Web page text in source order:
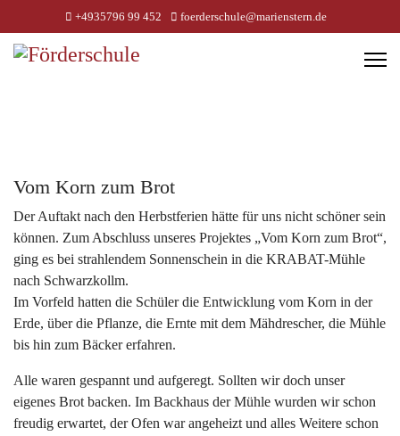
+4935796 99 452 foerderschule@marienstern.de
Vom Korn zum Brot
Der Auftakt nach den Herbstferien hätte für uns nicht schöner sein
können. Zum Abschluss unseres Projektes „Vom Korn zum Brot“,
ging es bei strahlendem Sonnenschein in die KRABAT-Mühle
nach Schwarzkollm.
Im Vorfeld hatten die Schüler die Entwicklung vom Korn in der
Erde, über die Pflanze, die Ernte mit dem Mähdrescher, die Mühle
bis hin zum Bäcker erfahren.
Alle waren gespannt und aufgeregt. Sollten wir doch unser
eigenes Brot backen. Im Backhaus der Mühle wurden wir schon
freudig erwartet, der Ofen war angeheizt und alles Weitere schon